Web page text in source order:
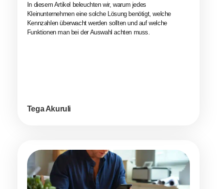
In diesem Artikel beleuchten wir, warum jedes
Kleinunternehmen eine solche Lösung benötigt, welche
Kennzahlen überwacht werden sollten und auf welche
Funktionen man bei der Auswahl achten muss.
Tega Akuruli